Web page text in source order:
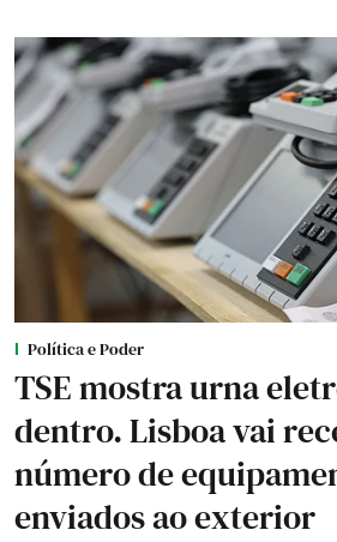
Política e Poder
TSE mostra urna
dentro. Lisboa vai
número de
enviados ao exterior